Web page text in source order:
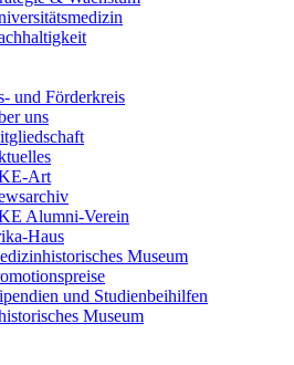
und Förderkreis
uns
Art
Alumni-Verein
Haus
Museum
und Studienbeihilfen
Museum